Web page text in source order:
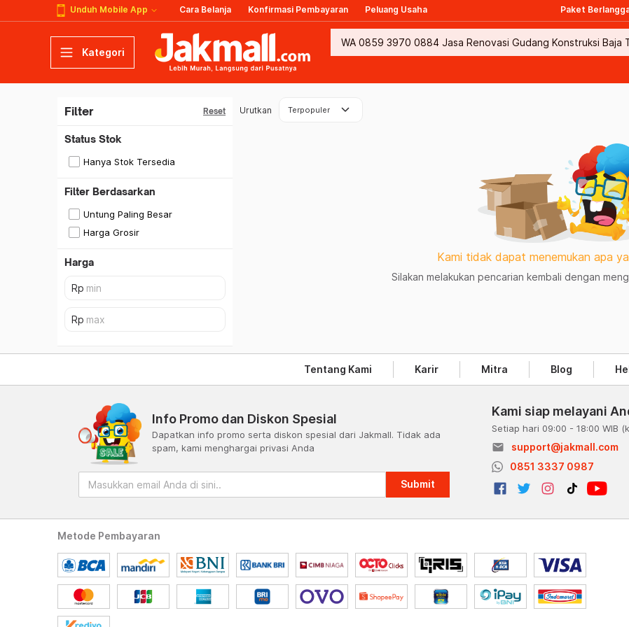
Unduh Mobile App Cara Belanja Konfirmasi Pembayaran Peluang Usaha Paket
Kategori
Filter Reset
Status Stok
Hanya Stok Tersedia
Filter Berdasarkan
Untung Paling Besar
Harga Grosir
Harga
Urutkan Terpopuler keyboard_arrow_down
Kami tidak dapat menemukan apa
Silakan melakukan pencarian kembali dengan
Tentang Kami Karir Mitra Blog
Info Promo dan Diskon Spesial
Dapatkan info promo serta diskon spesial dari Jakmall. Tidak ada
spam, kami menghargai privasi Anda
Submit
Kami siap melayani
Setiap hari 09:00 - 18:00 WIB
email
support@jakmall.com
0851 3337 0987
Metode Pembayaran